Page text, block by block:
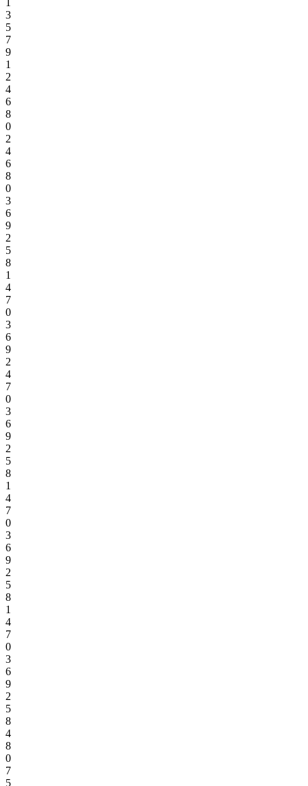
3
5
7
9
1
2
4
6
8
0
2
4
6
8
0
3
6
9
2
5
8
1
4
7
0
3
6
9
2
4
7
0
3
6
9
2
5
8
1
4
7
0
3
6
9
2
5
8
1
4
7
0
3
6
9
2
5
8
4
8
0
7
5